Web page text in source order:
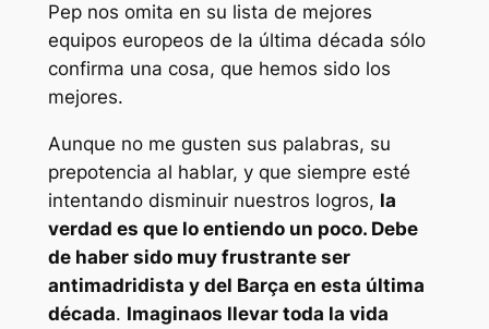
Pep nos omita en su lista de mejores
equipos europeos de la última década sólo
confirma una cosa, que hemos sido los
mejores.
Aunque no me gusten sus palabras, su
prepotencia al hablar, y que siempre esté
intentando disminuir nuestros logros, la
verdad es que lo entiendo un poco. Debe
de haber sido muy frustrante ser
antimadridista y del Barça en esta última
década. Imaginaos llevar toda la vida